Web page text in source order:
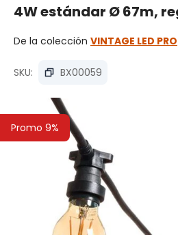
4W estándar Ø 67m,
De la colección VINTAGE LED PRO
SKU: BX00059
Promo 9%
Omitir galería de imágenes